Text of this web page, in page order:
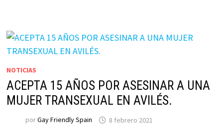
NOTICIAS
ACEPTA 15 AÑOS POR ASESINAR A UNA
MUJER TRANSEXUAL EN AVILÉS.
porGay Friendly Spain 8 febrero 2021